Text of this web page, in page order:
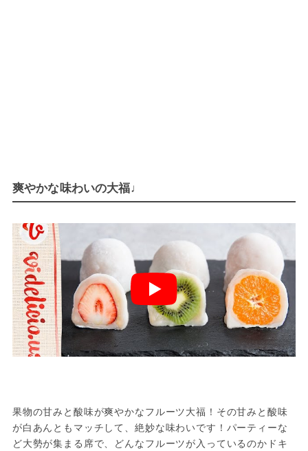
爽やかな味わいの大福♩
果物の甘みと酸味が爽やかなフルーツ大福！その甘みと酸味
が白あんともマッチして、絶妙な味わいです！パーティーな
ど大勢が集まる席で、どんなフルーツが入っているのかドキ